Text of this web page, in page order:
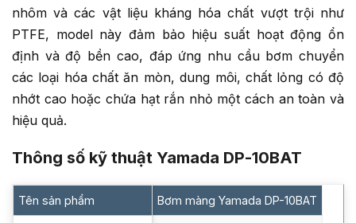
nhôm và các vật liệu kháng hóa chất vượt trội như
PTFE, model này đảm bảo hiệu suất hoạt động ổn
định và độ bền cao, đáp ứng nhu cầu bơm chuyển
các loại hóa chất ăn mòn, dung môi, chất lỏng có độ
nhớt cao hoặc chứa hạt rắn nhỏ một cách an toàn và
hiệu quả.
Thông số kỹ thuật Yamada DP-10BAT
Tên sản phẩm Bơm màng Yamada DP-10BAT